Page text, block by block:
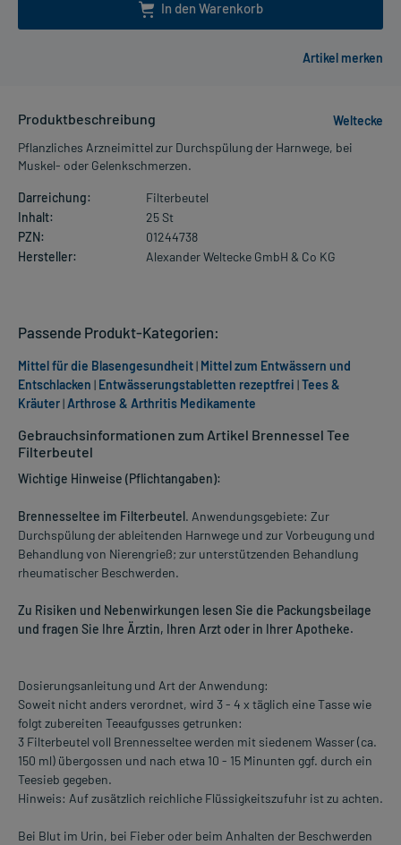
In den Warenkorb
Produktbeschreibung
Weltecke
Pflanzliches Arzneimittel zur Durchspülung der Harnwege, bei
Muskel- oder Gelenkschmerzen.
Darreichung:
Filterbeutel
Inhalt:
25 St
PZN:
01244738
Hersteller:
Alexander Weltecke GmbH & Co KG
Gebrauchsinformationen zum Artikel Brennessel Tee
Filterbeutel
Wichtige Hinweise (Pflichtangaben):
Brennesseltee im Filterbeutel. Anwendungsgebiete: Zur
Durchspülung der ableitenden Harnwege und zur Vorbeugung und
Behandlung von Nierengrieß; zur unterstützenden Behandlung
rheumatischer Beschwerden.
Zu Risiken und Nebenwirkungen lesen Sie die Packungsbeilage
und fragen Sie Ihre Ärztin, Ihren Arzt oder in Ihrer Apotheke.
Dosierungsanleitung und Art der Anwendung:
Soweit nicht anders verordnet, wird 3 - 4 x täglich eine Tasse wie
folgt zubereiten Teeaufgusses getrunken:
3 Filterbeutel voll Brennesseltee werden mit siedenem Wasser (ca.
150 ml) übergossen und nach etwa 10 - 15 Minunten ggf. durch ein
Teesieb gegeben.
Hinweis: Auf zusätzlich reichliche Flüssigkeitszufuhr ist zu achten.
Bei Blut im Urin, bei Fieber oder beim Anhalten der Beschwerden
Passende Produkt-Kategorien:
Mittel für die Blasengesundheit| Mittel zum Entwässern und
Entschlacken | Entwässerungstabletten rezeptfrei |Tees &
Kräuter|Arthrose & Arthritis Medikamente